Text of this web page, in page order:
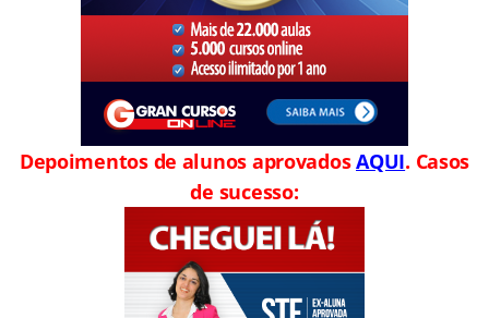
Depoimentos de alunos aprovadosAQUI. Casos
de sucesso: